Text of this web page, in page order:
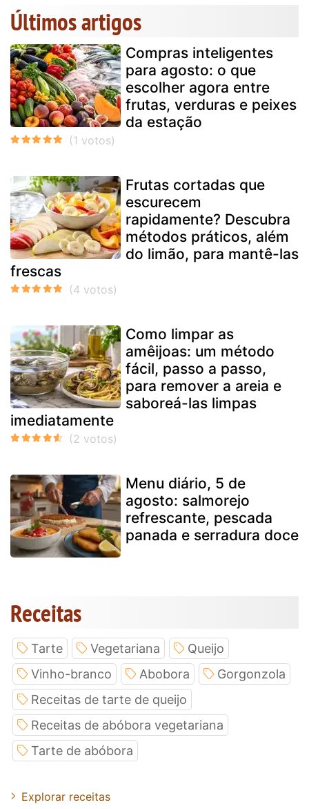
Últimos artigos
Compras inteligentes
para agosto: o que
escolher agora entre
frutas, verduras e peixes
da estação
Frutas cortadas que
escurecem
rapidamente? Descubra
métodos práticos, além
do limão, para mantê-las
frescas
Como limpar as
amêijoas: um método
fácil, passo a passo,
para remover a areia e
saboreá-las limpas
imediatamente
Menu diário, 5 de
agosto: salmorejo
refrescante, pescada
panada e serradura doce
Receitas
Tarte Vegetariana
Queijo
Vinho-branco
Abobora
Gorgonzola
Receitas de tarte de queijo
Receitas de abóbora vegetariana
Tarte de abóbora
Explorar receitas